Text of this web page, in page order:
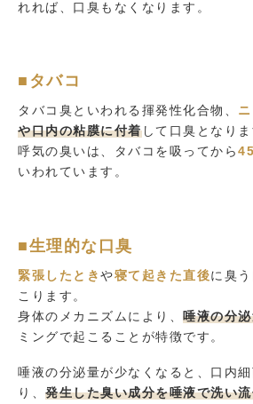
れれば、口臭もなくなります。
■タバコ
タバコ臭といわれる揮発性化合物、
や口内の粘膜に付着して口臭となりま
呼気の臭いは、タバコを吸ってから
いわれています。
■生理的な口臭
緊張したときや寝て起きた直後に臭
こります。
身体のメカニズムにより、 唾液の分
ミングで起こることが特徴です。
唾液の分泌量が少なくなると、口内
り、 発生した臭い成分を唾液で洗い